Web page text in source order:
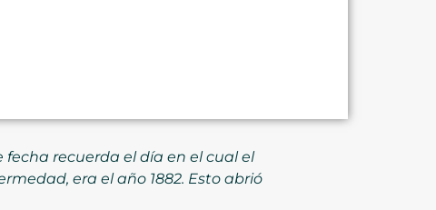
recuerda el día en el cual el
era el año 1882. Esto abrió